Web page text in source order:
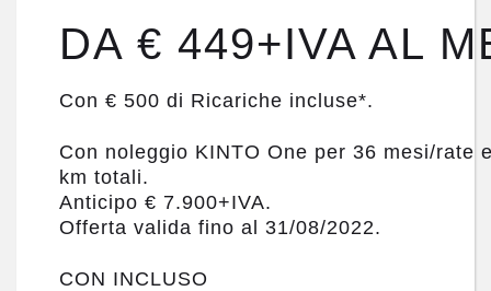
DA € 449+IVA AL
Con € 500 di Ricariche incluse*.
Con noleggio KINTO One per 36 mesi/rate
km totali.
Anticipo € 7.900+IVA.
Offerta valida fino al 31/08/2022.
CON INCLUSO